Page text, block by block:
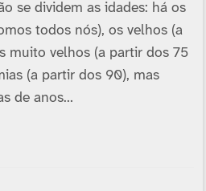
se dividem as idades: há os
todos nós), os velhos (a
muito velhos (a partir dos 75
(a partir dos 90), mas
de anos…